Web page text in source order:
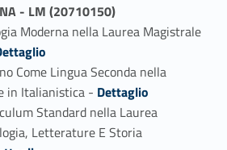
- LM (20710150)
Moderna nella Laurea Magistrale
1
Come Lingua Seconda nella
in Italianistica - Link identifier #identifier_person_492-2
Dettaglio
Standard nella Laurea
Letterature E Storia